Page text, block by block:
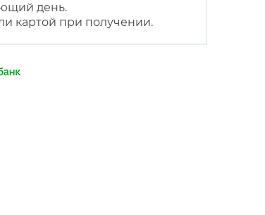
день.
картой при получении.